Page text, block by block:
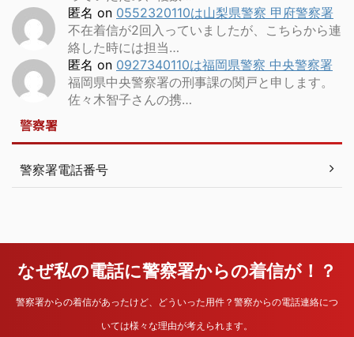
匿名 on 0552320110は山梨県警察 甲府警察署
不在着信が2回入っていましたが、こちらから連
絡した時には担当…
匿名 on 0927340110は福岡県警察 中央警察署
福岡県中央警察署の刑事課の関戸と申します。
佐々木智子さんの携…
警察署
警察署電話番号
なぜ私の電話に警察署からの着信が！？
警察署からの着信があったけど、どういった用件？警察からの電話連絡につ
いては様々な理由が考えられます。